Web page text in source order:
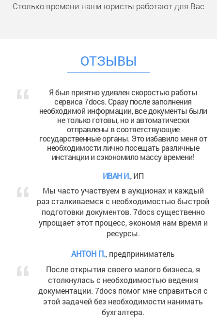
Столько времени наши юристы работают для Вас
ОТЗЫВЫ
Я был приятно удивлен скоростью работы
сервиса 7docs. Сразу после заполнения
необходимой информации, все документы были
не только готовы, но и автоматически
отправлены в соответствующие
государственные органы. Это избавило меня от
необходимости лично посещать различные
инстанции и сэкономило массу времени!
ИВАН И., ИП
Мы часто участвуем в аукционах и каждый
раз сталкиваемся с необходимостью быстрой
подготовки документов. 7docs существенно
упрощает этот процесс, экономя нам время и
ресурсы.
АНТОН П., предприниматель
После открытия своего малого бизнеса, я
столкнулась с необходимостью ведения
документации. 7docs помог мне справиться с
этой задачей без необходимости нанимать
бухгалтера.